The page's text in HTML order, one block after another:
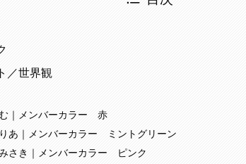
／世界観
｜メンバーカラー 赤
あ｜メンバーカラー ミントグリーン
さき｜メンバーカラー ピンク